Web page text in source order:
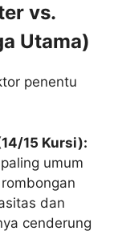
vs.
Utama)
penentu
15 Kursi):
umum
dan
cenderung